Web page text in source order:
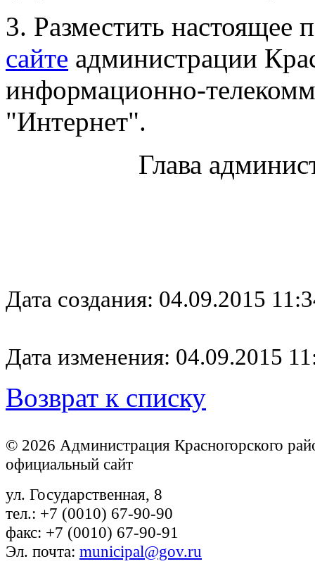
3. Разместить настоящее
сайте администрации
информационно-
"Интернет".
Глава
Дата создания: 04.09.2015
Дата изменения: 04.09.2015
Возврат к списку
© 2026 Администрация Красногорского
официальный сайт
ул. Государственная, 8
тел.: +7 (0010) 67-90-90
факс: +7 (0010) 67-90-91
Эл. почта: municipal@gov.ru